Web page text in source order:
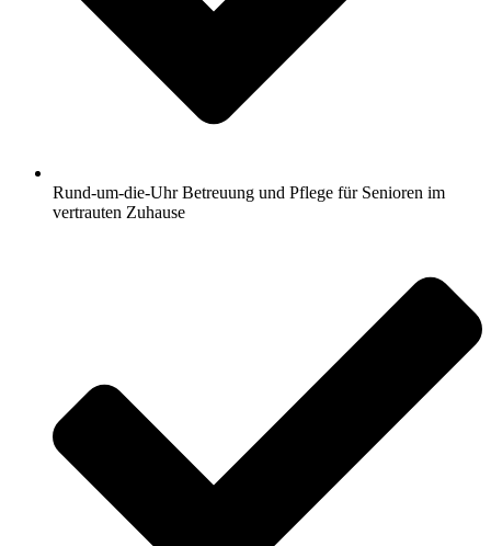
Rund-um-die-Uhr Betreuung und Pflege für Senioren im
vertrauten Zuhause